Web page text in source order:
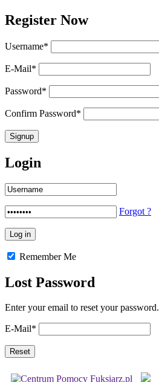
Register Now
Username*
E-Mail*
Password*
Confirm Password*
Login
Forgot ?
Remember Me
Lost Password
Enter your email to reset your password.
E-Mail*